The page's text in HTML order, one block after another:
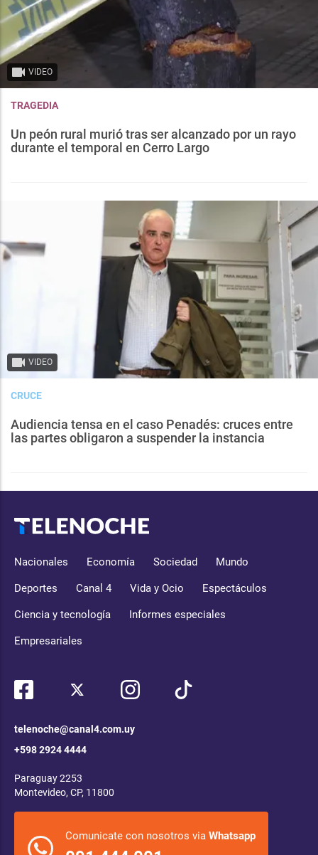
VIDEO
TRAGEDIA
Un peón rural murió tras ser alcanzado por un rayo
durante el temporal en Cerro Largo
VIDEO
CRUCE
Audiencia tensa en el caso Penadés: cruces entre
las partes obligaron a suspender la instancia
Nacionales Economía Sociedad Mundo
Deportes Canal 4 Vida y Ocio Espectáculos
Ciencia y tecnología Informes especiales
Empresariales
telenoche@canal4.com.uy
+598 2924 4444
Paraguay 2253
Montevideo, CP, 11800
Comunicate con nosotros via Whatsapp